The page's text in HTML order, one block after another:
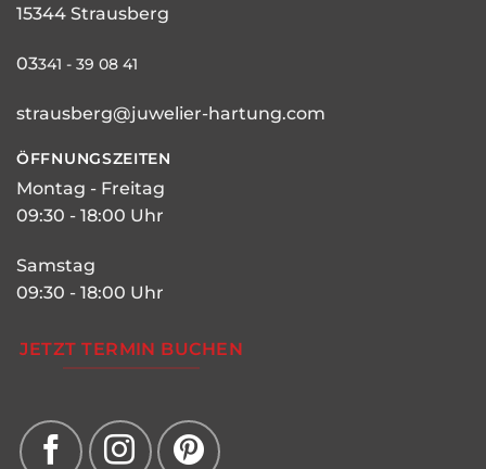
15344 Strausberg
03341 - 39 08 41
strausberg@juwelier-hartung.com
ÖFFNUNGSZEITEN
Montag - Freitag
09:30 - 18:00 Uhr
Samstag
09:30 - 18:00 Uhr
JETZT TERMIN BUCHEN